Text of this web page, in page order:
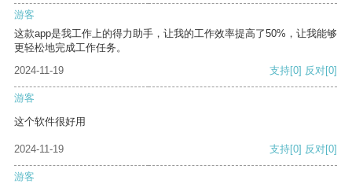
游客
这款app是我工作上的得力助手，让我的工作效率提高了50%，让我能够
更轻松地完成工作任务。
2024-11-19
支持[0] 反对[0]
游客
这个软件很好用
2024-11-19 支持[0] 反对[0]
游客